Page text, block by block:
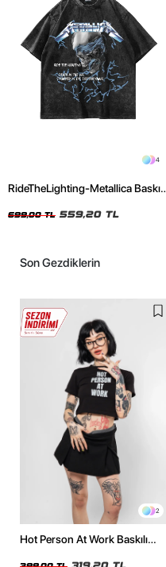
4
RideTheLighting-Metallica Baskılı
Tshirt
699,00 TL 559,20 TL
Son Gezdiklerin
2
Hot Person At Work Baskılı